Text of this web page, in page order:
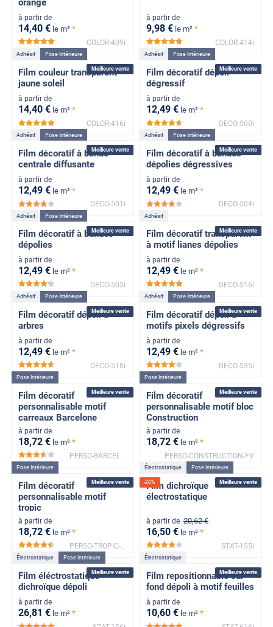
orange
à partir de
14,40 € le m² *
*****
COLOR-409i
à partir de
9,98 € le m² *
*****
COLOR-414i
Meilleure vente
Adhésif Pose Intérieure
Film couleur transparent
jaune soleil
à partir de
14,40 € le m² *
*****
COLOR-416i
Meilleure vente
Adhésif Pose Intérieure
Film décoratif dépoli
dégressif
à partir de
12,49 € le m² *
*****
DECO-500i
Meilleure vente
Adhésif Pose Intérieure
Film décoratif à bande
centrale diffusante
à partir de
12,49 € le m² *
*****
DECO-501i
Meilleure vente
Adhésif Pose Intérieure
Film décoratif à bandes
dépolies dégressives
à partir de
12,49 € le m² *
*****
DECO-504i
Meilleure vente
Adhésif Pose Intérieure
Film décoratif à bandes
dépolies
à partir de
12,49 € le m² *
*****
DECO-505i
Meilleure vente
Adhésif
Film décoratif transparent
à motif lianes dépolies
à partir de
12,49 € le m² *
DECO-516i
Meilleure vente
Adhésif Pose Intérieure
Film décoratif dépoli à
arbres
à partir de
12,49 € le m² *
*****
DECO-518i
Meilleure vente
Adhésif Pose Intérieure
Film décoratif dépoli à
motifs pixels dégressifs
à partir de
12,49 € le m² *
*****
DECO-535i
Meilleure vente
Pose Intérieure
Film décoratif
personnalisable motif
carreaux Barcelone
à partir de
18,72 € le m² *
*****
PERSO-BARCELONE-FV
Meilleure vente
Pose Intérieure
Film décoratif
personnalisable motif bloc
Construction
à partir de
18,72 € le m² *
PERSO-CONSTRUCTION-FV
Meilleure vente
Pose Intérieure
Film décoratif
personnalisable motif
tropic
à partir de
18,72 € le m² *
*****
PERSO-TROPIC-FV
Meilleure vente
-20%
Électrostatique Pose Intérieure
Film dichroïque
électrostatique
à partir de 20,62 €
16,50 € le m² *
*****
STAT-155i
Meilleure vente
Électrostatique Pose Intérieure
Film éléctrostatique
dichroïque dépoli
à partir de
26,81 € le m² *
Meilleure vente
Électrostatique
Film repositionnable sur
fond dépoli à motif feuilles
à partir de
10,60 € le m² *